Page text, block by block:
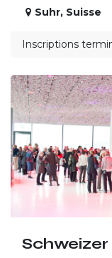
Suhr, Suisse
Inscriptions